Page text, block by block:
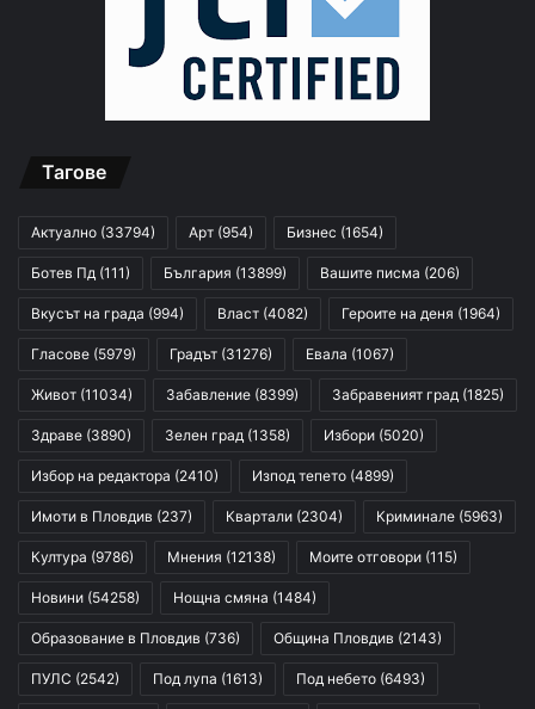
Тагове
Актуално (33794) Арт (954) Бизнес (1654)
Ботев Пд (111) България (13899) Вашите писма (206)
Вкусът на града (994) Власт (4082) Героите на деня (1964)
Гласове (5979) Градът (31276) Евала (1067)
Живот (11034) Забавление (8399) Забравеният град (1825)
Здраве (3890) Зелен град (1358) Избори (5020)
Избор на редактора (2410) Изпод тепето (4899)
Имоти в Пловдив (237) Квартали (2304) Криминале (5963)
Култура (9786) Мнения (12138) Моите отговори (115)
Новини (54258) Нощна смяна (1484)
Образование в Пловдив (736) Община Пловдив (2143)
ПУЛС (2542) Под лупа (1613) Под небето (6493)